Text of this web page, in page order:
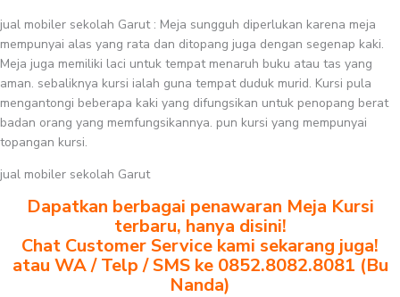
jual mobiler sekolah Garut : Meja sungguh diperlukan karena meja
mempunyai alas yang rata dan ditopang juga dengan segenap kaki.
Meja juga memiliki laci untuk tempat menaruh buku atau tas yang
aman. sebaliknya kursi ialah guna tempat duduk murid. Kursi pula
mengantongi beberapa kaki yang difungsikan untuk penopang berat
badan orang yang memfungsikannya. pun kursi yang mempunyai
topangan kursi.
jual mobiler sekolah Garut
Dapatkan berbagai penawaran Meja Kursi
terbaru, hanya disini!
Chat Customer Service kami sekarang juga!
atau WA / Telp / SMS ke 0852.8082.8081 (Bu
Nanda)